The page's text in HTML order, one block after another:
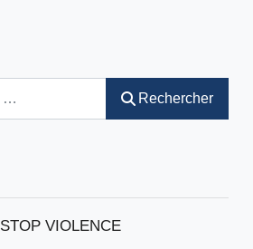
Rechercher
STOP VIOLENCE